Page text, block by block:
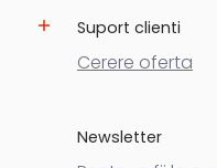
Suport clienti
Cerere oferta
Newsletter